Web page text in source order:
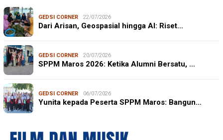
GEDSI CORNER 22/07/2026
Dari Arisan, Geospasial hingga AI: Riset…
GEDSI CORNER 20/07/2026
SPPM Maros 2026: Ketika Alumni Bersatu, …
GEDSI CORNER 06/07/2026
Yunita kepada Peserta SPPM Maros: Bangun…